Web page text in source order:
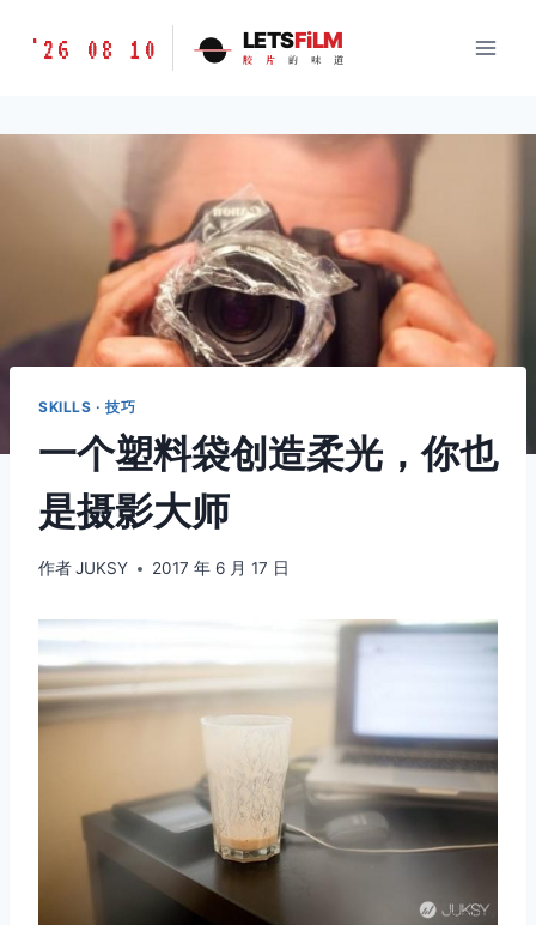
胶
味
'26 08 10 LETSFiLM
胶 片 的 味 道
SKILLS · 技巧
一个塑料袋创造柔光，你也
是摄影大师
作者JUKSY 2017 年 6 月 17 日